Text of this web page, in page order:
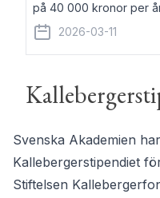
på 40 000 kronor per
författare och
det prosalyriska verket
2026-03-11
Svenska Akademien
Kallebergerstipendiet
Stiftelsen